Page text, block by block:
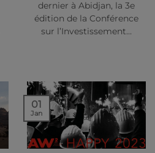
dernier à Abidjan, la 3e
édition de la Conférence
sur l’Investissement…
01
Jan